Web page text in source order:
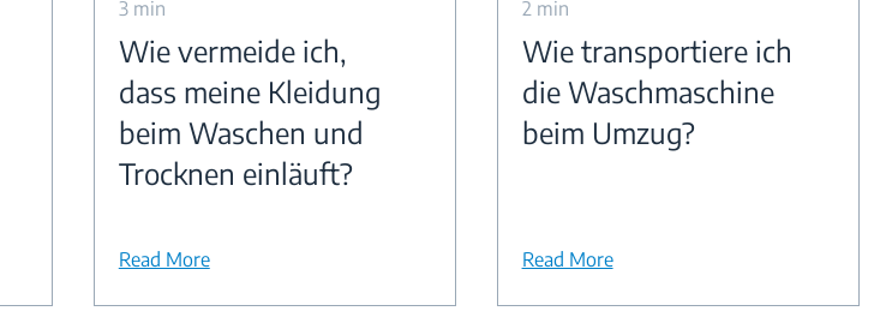
3 min
Wie vermeide ich,
dass meine Kleidung
beim Waschen und
Trocknen einläuft?
Read More
2 min
Wie transportiere ich
die Waschmaschine
beim Umzug?
Read More